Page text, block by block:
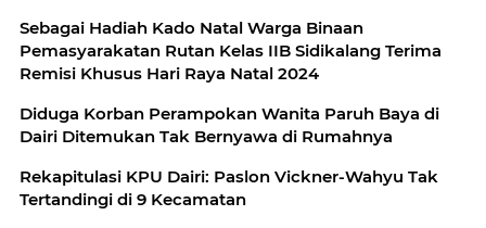
Sebagai Hadiah Kado Natal Warga Binaan
Pemasyarakatan Rutan Kelas IIB Sidikalang Terima
Remisi Khusus Hari Raya Natal 2024
Diduga Korban Perampokan Wanita Paruh Baya di
Dairi Ditemukan Tak Bernyawa di Rumahnya
Rekapitulasi KPU Dairi: Paslon Vickner-Wahyu Tak
Tertandingi di 9 Kecamatan